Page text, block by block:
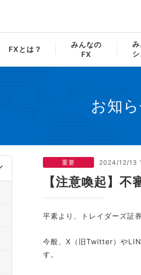
FXとは？
みんなの
FX
お知
【注意喚起】不審な偽SNSアカウ
重要 2024/12/13
【注意喚起】
平素より、トレイダーズ証
今般、X（旧Twitter）や
す。